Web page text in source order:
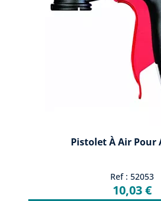
Pistolet À Air Pour
Ref : 52053
10,03 €